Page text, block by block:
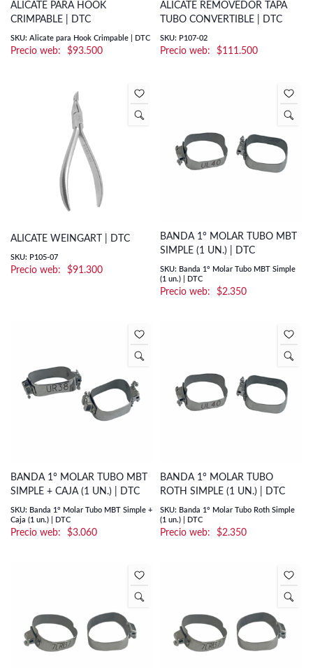
ALICATE PARA HOOK
CRIMPABLE | DTC
SKU: Alicate para Hook Crimpable | DTC
$93.500
ALICATE REMOVEDOR TAPA
TUBO CONVERTIBLE | DTC
SKU: P107-02
$111.500
ALICATE WEINGART | DTC
SKU: P105-07
$91.300
BANDA 1° MOLAR TUBO MBT
SIMPLE (1 UN.) | DTC
SKU: Banda 1° Molar Tubo MBT Simple
(1 un.) | DTC
$2.350
BANDA 1° MOLAR TUBO MBT
SIMPLE + CAJA (1 UN.) | DTC
SKU: Banda 1° Molar Tubo MBT Simple +
Caja (1 un.) | DTC
$3.060
BANDA 1° MOLAR TUBO
ROTH SIMPLE (1 UN.) | DTC
SKU: Banda 1° Molar Tubo Roth Simple
(1 un.) | DTC
$2.350